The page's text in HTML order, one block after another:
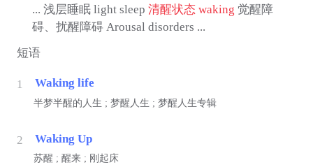
... 浅层睡眠 light sleep 清醒状态 waking 觉醒障
碍、扰醒障碍 Arousal disorders ...
短语
1 Waking life
半梦半醒的人生 ; 梦醒人生 ; 梦醒人生专辑
2 Waking Up
苏醒 ; 醒来 ; 刚起床